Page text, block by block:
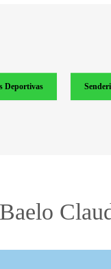
Deportivas